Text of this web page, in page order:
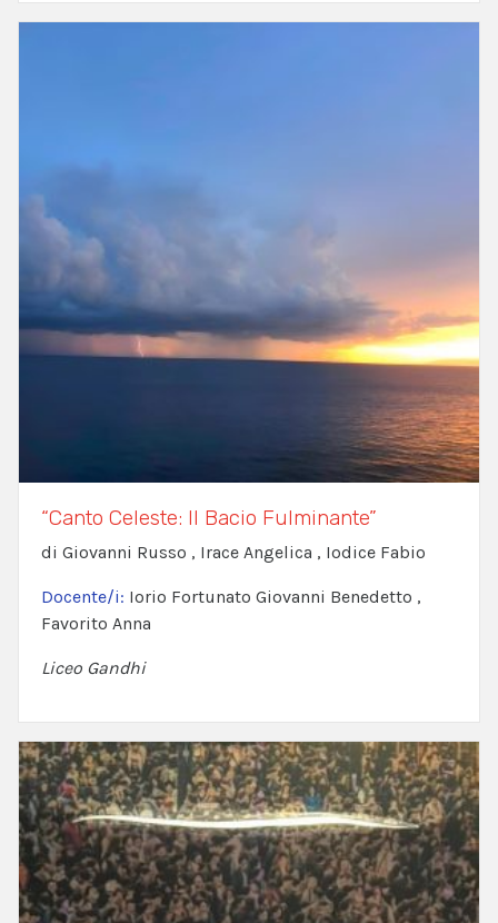
“Canto Celeste: Il Bacio Fulminante”
di Giovanni Russo , Irace Angelica , Iodice Fabio
Docente/i: Iorio Fortunato Giovanni Benedetto ,
Favorito Anna
Liceo Gandhi